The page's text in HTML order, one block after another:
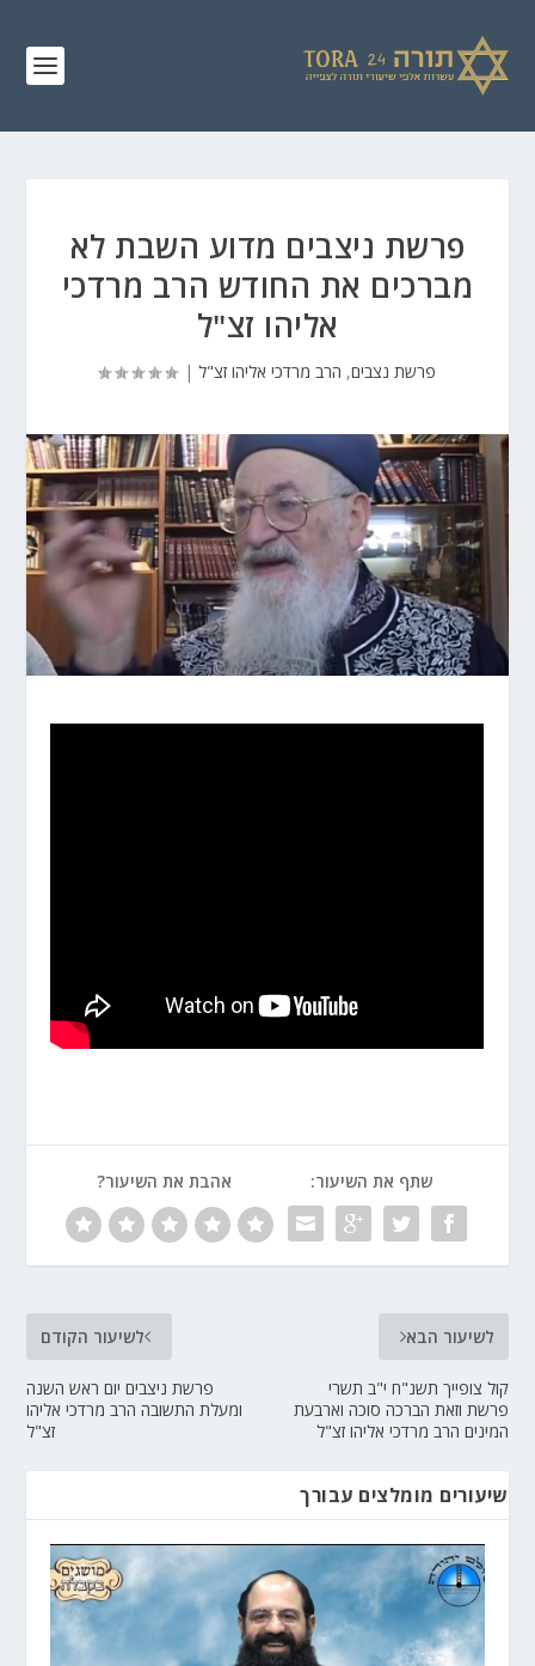
פרשת ניצבים מדוע השבת לא
מברכים את החודש הרב מרדכי
אליהו זצ"ל
פרשת נצבים, הרב מרדכי אליהו זצ"ל |
שתף את השיעור: אהבת את השיעור?
לשיעור הקודם
פרשת ניצבים יום ראש השנה
ומעלת התשובה הרב מרדכי אליהו
זצ"ל
לשיעור הבא
קול צופייך תשנ"ח י"ב תשרי
פרשת וזאת הברכה סוכה וארבעת
המינים הרב מרדכי אליהו זצ"ל
שיעורים מומלצים עבורך